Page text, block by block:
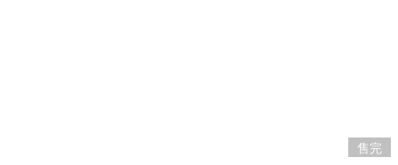
售完